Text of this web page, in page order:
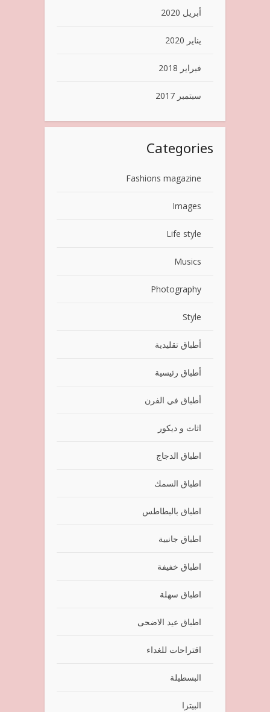
أبريل 2020
يناير 2020
فبراير 2018
سبتمبر 2017
Categories
Fashions magazine
Images
Life style
Musics
Photography
Style
أطباق تقليدية
أطباق رئيسية
أطباق في الفرن
اثاث و ديكور
اطباق الدجاج
اطباق السمك
اطباق بالبطاطس
اطباق جانبية
اطباق خفيفة
اطباق سهلة
اطباق عيد الاضحى
اقتراحات للغداء
البسطيلة
البيتزا